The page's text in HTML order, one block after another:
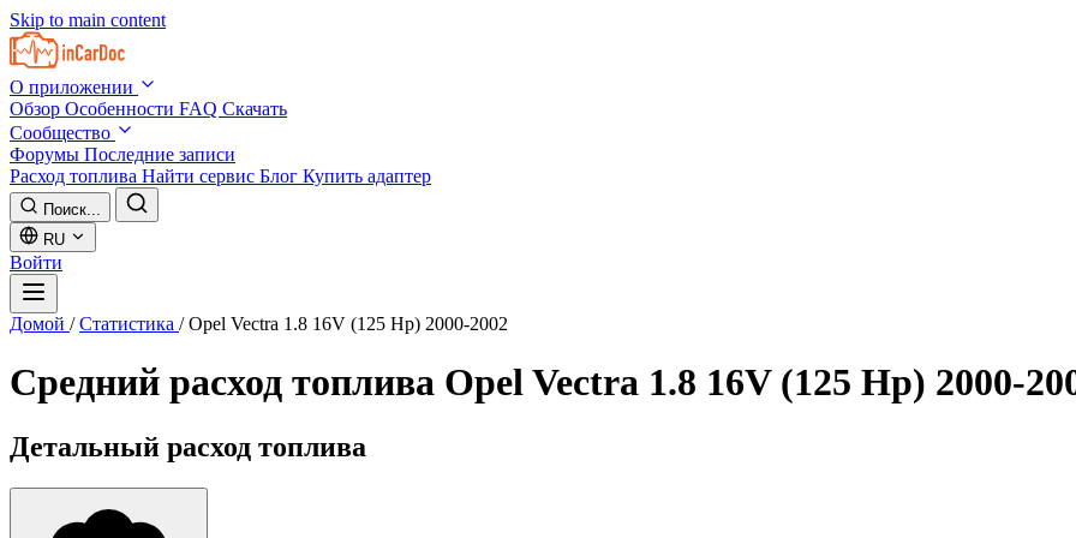
Skip to main content
О приложении
Обзор Особенности FAQ Скачать
Сообщество
Форумы Последние записи
Расход топлива Найти сервис Блог Купить адаптер
Поиск...
RU
Войти
Домой / Статистика / Opel Vectra 1.8 16V (125 Hp) 2000-2002
Средний расход топлива Opel Vectra 1.8 16V (125 Hp) 2000-
Детальный расход топлива